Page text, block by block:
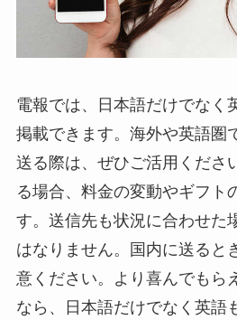
電報では、日本語だけでなく
掲載できます。海外や英語圏
送る際は、ぜひご活用くださ
る場合、料金の変動やギフト
す。送信先も状況に合わせた
はなりません。国内に送ると
意ください。より喜んでもら
なら、日本語だけでなく英語